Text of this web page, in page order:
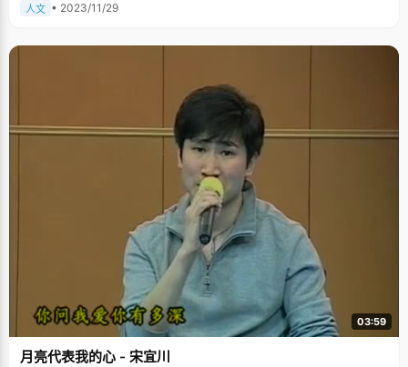
人文 • 2023/11/29
03:59
月亮代表我的心 - 宋宜川